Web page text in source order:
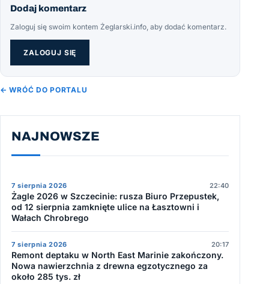
Dodaj komentarz
Zaloguj się swoim kontem Żeglarski.info, aby dodać komentarz.
ZALOGUJ SIĘ
← WRÓĆ DO PORTALU
NAJNOWSZE
7 sierpnia 2026 22:40
Żagle 2026 w Szczecinie: rusza Biuro Przepustek,
od 12 sierpnia zamknięte ulice na Łasztowni i
Wałach Chrobrego
7 sierpnia 2026 20:17
Remont deptaku w North East Marinie zakończony.
Nowa nawierzchnia z drewna egzotycznego za
około 285 tys. zł